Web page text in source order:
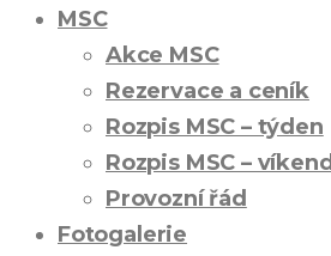
MSC
Akce MSC
Rezervace a ceník
Rozpis MSC – týden
Rozpis MSC – víkend
Provozní řád
Fotogalerie